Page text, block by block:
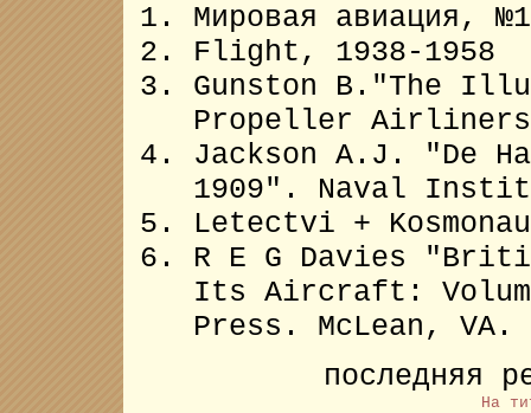
Мировая авиация,
Flight, 1938-1958
Gunston B."The
Propeller
Jackson A.J. "De
1909". Naval
Letectvi +
R E G Davies
Its Aircraft:
Press. McLean, VA.
последняя
На